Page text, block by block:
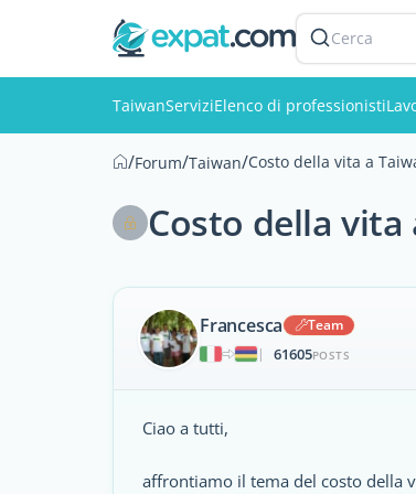
Cerca
TaiwanServiziElenco di professionisti
/Forum/Taiwan/Costo della vita a
Costo della vita
Francesca
Team
|
61605POSTS
Ciao a tutti,
affrontiamo il tema del costo della